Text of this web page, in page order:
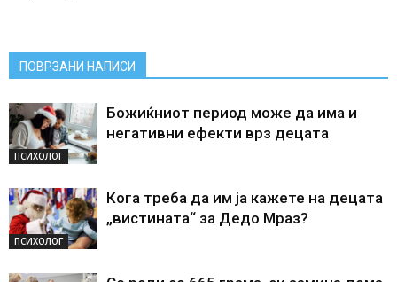
ПОВРЗАНИ НАПИСИ
ПСИХОЛОГ
Божиќниот период може да има и
негативни ефекти врз децата
ПСИХОЛОГ
Кога треба да им ја кажете на децата
„вистината“ за Дедо Мраз?